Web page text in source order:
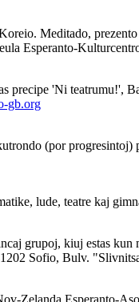
Meditado,
Esperanto-
'Ni teatrumu!',
gb.org
(por
lude, teatre kaj
grupoj, kiuj estas
Sofio, Bulv.